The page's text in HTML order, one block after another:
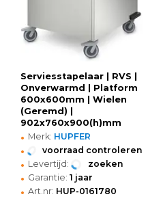
Serviesstapelaar | RVS |
Onverwarmd | Platform
600x600mm | Wielen
(Geremd) |
902x760x900(h)mm
• Merk: HUPFER
• voorraad controleren
• Levertijd: zoeken
• Garantie: 1 jaar
• Art.nr: HUP-0161780